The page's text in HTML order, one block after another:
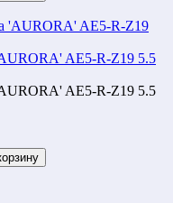
AE5-R-Z19 5.5
AE5-R-Z19 5.5